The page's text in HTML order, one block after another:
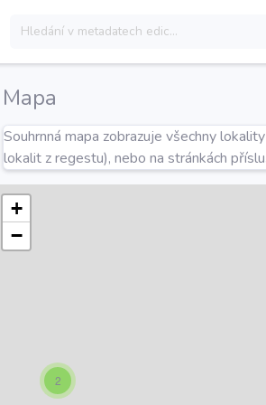
Mapa
Souhrnná mapa zobrazuje všechny
lokalit z regestu), nebo na stránkách
2
+
−